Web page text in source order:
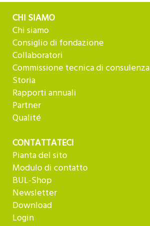
CHI SIAMO
Chi siamo
Consiglio di fondazione
Collaboratori
Commissione tecnica di consulenza
Storia
Rapporti annuali
Partner
Qualité
CONTATTATECI
Pianta del sito
Modulo di contatto
BUL-Shop
Newsletter
Download
Login